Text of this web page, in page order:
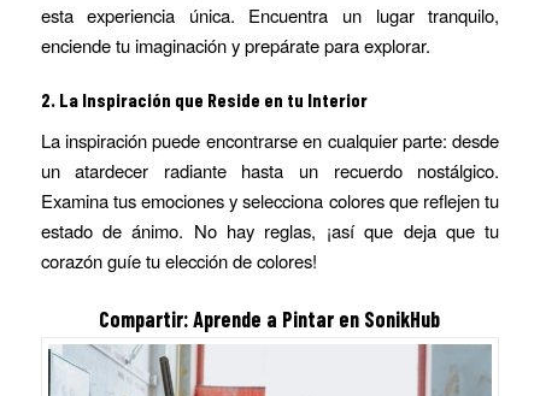
esta experiencia única. Encuentra un lugar tranquilo,
enciende tu imaginación y prepárate para explorar.
2. La Inspiración que Reside en tu Interior
La inspiración puede encontrarse en cualquier parte: desde
un atardecer radiante hasta un recuerdo nostálgico.
Examina tus emociones y selecciona colores que reflejen tu
estado de ánimo. No hay reglas, ¡así que deja que tu
corazón guíe tu elección de colores!
Compartir:Aprende a Pintar en SonikHub